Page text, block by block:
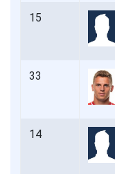
15
33
14